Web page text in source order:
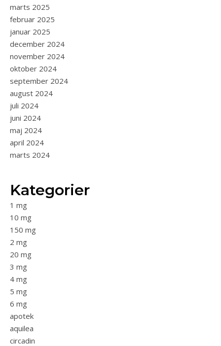
marts 2025
februar 2025
januar 2025
december 2024
november 2024
oktober 2024
september 2024
august 2024
juli 2024
juni 2024
maj 2024
april 2024
marts 2024
Kategorier
1 mg
10 mg
150 mg
2 mg
20 mg
3 mg
4 mg
5 mg
6 mg
apotek
aquilea
circadin